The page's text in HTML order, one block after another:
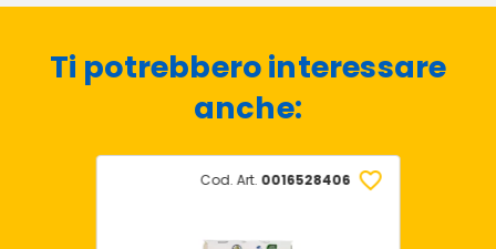
Ti potrebbero interessare
anche:
Cod. Art. 0016528406